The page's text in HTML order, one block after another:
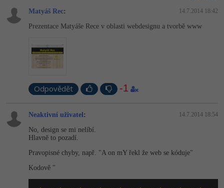
Fórum
Fórum
KariéraMatyáš Rec: 14.7.2014 18:42
Prezentace Matyáše Rece v oblasti webdesignu a tvorbě www
Odpovědět -1
Neaktivní uživatel: 14.7.2014 18:54
No, design se mi nelíbí.
Hlavně to pozadí.
Pravopisné chyby, např. "A on mY řekl že web se kóduje"
Kodově "